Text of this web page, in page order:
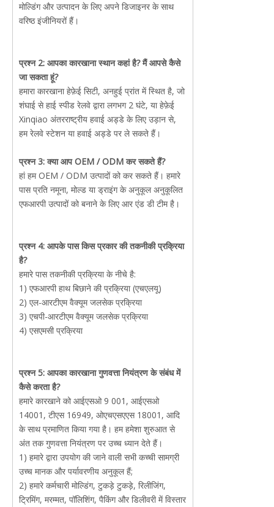
मोल्डिंग और उत्पादन के लिए अपने डिजाइनर के साथ
वरिष्ठ इंजीनियरों हैं।
प्रश्न 2: आपका कारखाना स्थान कहां है? मैं आपसे कैसे
जा सकता हूं?
हमारा कारखाना हेफ़ेई सिटी, अनहुई प्रांत में स्थित है, जो
शंघाई से हाई स्पीड रेलवे द्वारा लगभग 2 घंटे, या हेफ़ेई
Xinqiao अंतरराष्ट्रीय हवाई अड्डे के लिए उड़ान से,
हम रेलवे स्टेशन या हवाई अड्डे पर ले सकते हैं।
प्रश्न 3: क्या आप OEM / ODM कर सकते हैं?
हां हम OEM / ODM उत्पादों को कर सकते हैं। हमारे
पास प्रति नमूना, मोल्ड या ड्राइंग के अनुकूल अनुकूलित
एफआरपी उत्पादों को बनाने के लिए आर एंड डी टीम है।
प्रश्न 4: आपके पास किस प्रकार की तकनीकी प्रक्रिया
है?
हमारे पास तकनीकी प्रक्रिया के नीचे है:
1) एफआरपी हाथ बिछाने की प्रक्रिया (एचएलयू)
2) एल-आरटीएम वैक्यूम जलसेक प्रक्रिया
3) एचपी-आरटीएम वैक्यूम जलसेक प्रक्रिया
4) एसएमसी प्रक्रिया
प्रश्न 5: आपका कारखाना गुणवत्ता नियंत्रण के संबंध में
कैसे करता है?
हमारे कारखाने को आईएसओ 9 001, आईएसओ
14001, टीएस 16949, ओएचएसएएस 18001, आदि
के साथ प्रमाणित किया गया है। हम हमेशा शुरुआत से
अंत तक गुणवत्ता नियंत्रण पर उच्च ध्यान देते हैं।
1) हमारे द्वारा उपयोग की जाने वाली सभी कच्ची सामग्री
उच्च मानक और पर्यावरणीय अनुकूल हैं;
2) हमारे कर्मचारी मोल्डिंग, टुकड़े टुकड़े, रिलीजिंग,
ट्रिमिंग, मरम्मत, पॉलिशिंग, पैकिंग और डिलीवरी में विस्तार